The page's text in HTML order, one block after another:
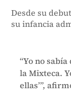
Desde su
su infancia
“Yo no
la Mixteca.
ellas’”,